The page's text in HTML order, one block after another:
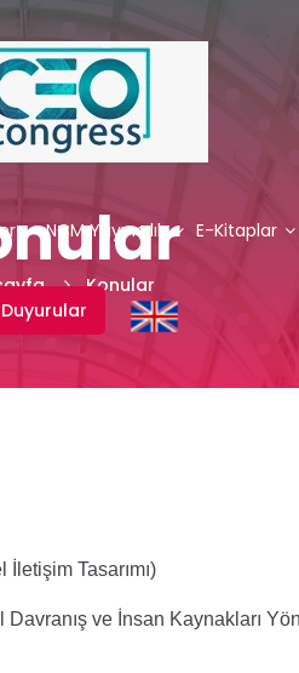
NCM Yayıncılık E-Kitaplar
Duyurular
Konular
Tasarımı)
ve İnsan Kaynakları